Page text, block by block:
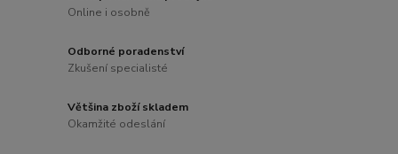
Online i osobně
Odborné poradenství
Zkušení specialisté
Většina zboží skladem
Okamžité odeslání